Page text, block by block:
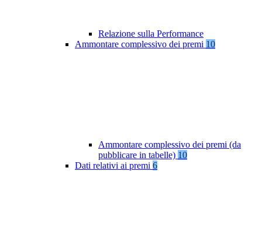
Relazione sulla Performance
Ammontare complessivo dei premi 10
Ammontare complessivo dei premi (da
pubblicare in tabelle) 10
Dati relativi ai premi 6